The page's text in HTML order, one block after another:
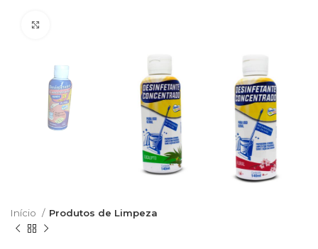
Início Produtos de Limpeza